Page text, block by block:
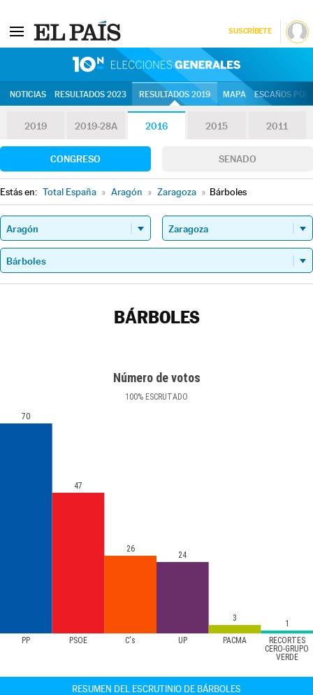
SUSCRÍBETE
NOTICIAS RESULTADOS 2023 RESULTADOS 2019 MAPA ESCAÑOS
2019 2019-28A 2016 2015 2011
CONGRESO SENADO
Estás en: Total España » Aragón » Zaragoza » Bárboles
BÁRBOLES
Número de votos
100% ESCRUTADO
PP PSOE C's UP PACMA
RECORTES
CERO-GRUPO
VERDE
70
47
26
24
3
1
RESUMEN DEL ESCRUTINIO DE BÁRBOLES